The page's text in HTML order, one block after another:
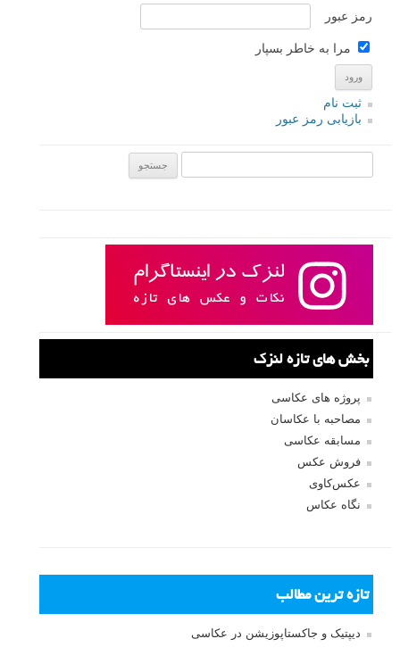
رمز عبور
مرا به خاطر بسپار
ثبت نام
بازیابی رمز عبور
بخش های تازه لنزک
پروژه های عکاسی
مصاحبه با عکاسان
مسابقه عکاسی
فروش عکس
عکس‌کاوی
نگاه عکاس
تازه ترین مطالب
دیپتیک و جاکستا‌پوزیشن در عکاسی